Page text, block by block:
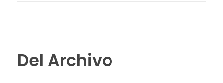
Del Archivo